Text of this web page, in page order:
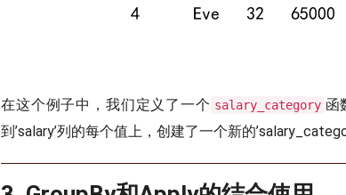
在这个例子中，我们定义了一个 salary_category 函
到’salary’列的每个值上，创建了一个新的